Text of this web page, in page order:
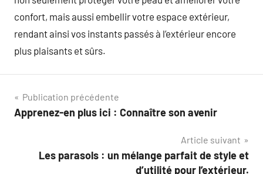
confort, mais aussi embellir votre espace extérieur,
rendant ainsi vos instants passés à l’extérieur encore
plus plaisants et sûrs.
Navigation
de
Publication précédente
Apprenez-en plus ici : Connaître son avenir
Article suivant
Les parasols : un mélange parfait de style et
d’utilité pour l’extérieur.